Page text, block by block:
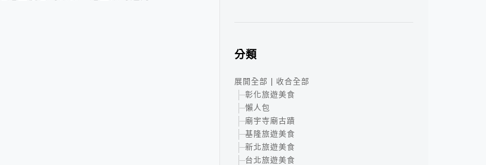
分類
展開全部
收合全部
彰化旅遊美食
懶人包
廟宇寺廟古蹟
基隆旅遊美食
新北旅遊美食
台北旅遊美食